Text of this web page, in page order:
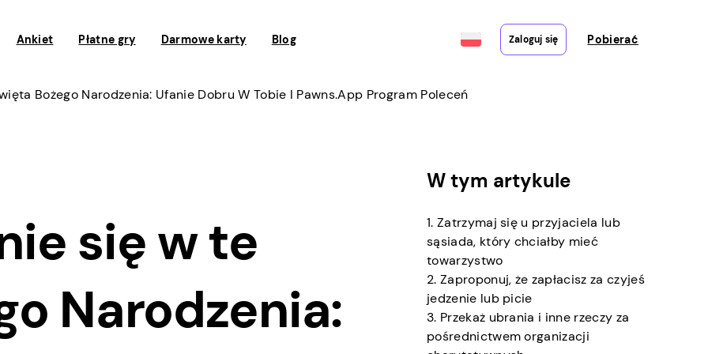
Ankiet Płatne gry Darmowe karty Blog Zaloguj się Pobierać
Bożego Narodzenia: Ufanie Dobru W Tobie I Pawns.app Program Poleceń
się w te
Narodzenia:
W tym artykule
1. Zatrzymaj się u przyjaciela lub
sąsiada, który chciałby mieć
towarzystwo
2. Zaproponuj, że zapłacisz za czyjeś
jedzenie lub picie
3. Przekaż ubrania i inne rzeczy za
pośrednictwem organizacji